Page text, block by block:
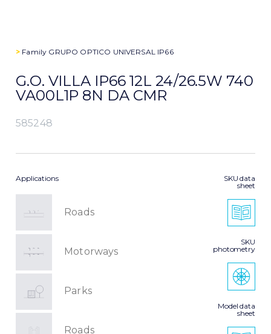
> Family GRUPO OPTICO UNIVERSAL IP66
G.O. VILLA IP66 12L 24/26.5W 740
VA00L1P 8N DA CMR
585248
Applications
Roads
Motorways
Parks
Roads
SKU data
sheet
SKU
photometry
Model data
sheet